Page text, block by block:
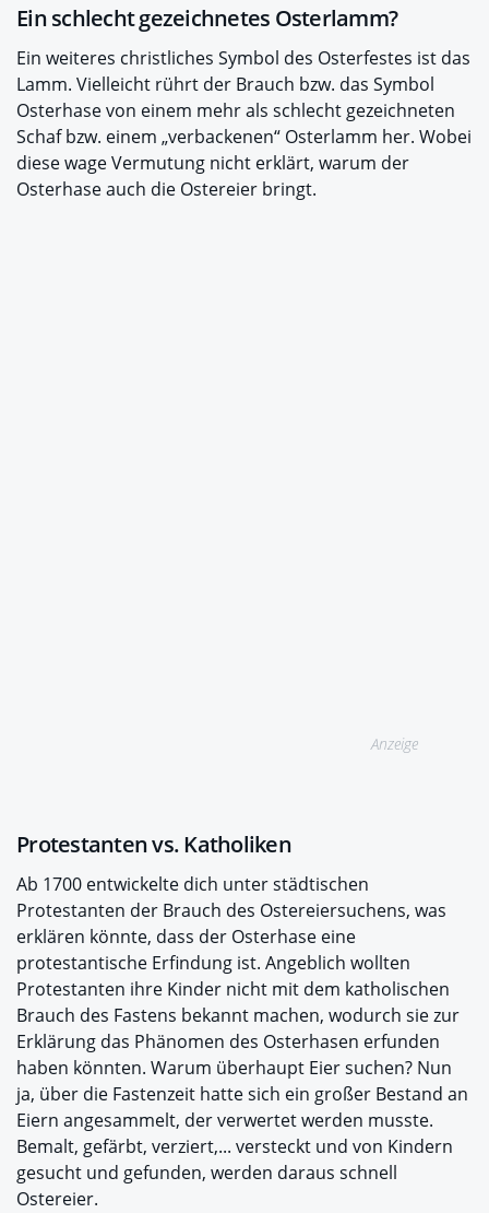
Ein schlecht gezeichnetes Osterlamm?
Ein weiteres christliches Symbol des Osterfestes ist das
Lamm. Vielleicht rührt der Brauch bzw. das Symbol
Osterhase von einem mehr als schlecht gezeichneten
Schaf bzw. einem „verbackenen“ Osterlamm her. Wobei
diese wage Vermutung nicht erklärt, warum der
Osterhase auch die Ostereier bringt.
Anzeige
Protestanten vs. Katholiken
Ab 1700 entwickelte dich unter städtischen
Protestanten der Brauch des Ostereiersuchens, was
erklären könnte, dass der Osterhase eine
protestantische Erfindung ist. Angeblich wollten
Protestanten ihre Kinder nicht mit dem katholischen
Brauch des Fastens bekannt machen, wodurch sie zur
Erklärung das Phänomen des Osterhasen erfunden
haben könnten. Warum überhaupt Eier suchen? Nun
ja, über die Fastenzeit hatte sich ein großer Bestand an
Eiern angesammelt, der verwertet werden musste.
Bemalt, gefärbt, verziert,... versteckt und von Kindern
gesucht und gefunden, werden daraus schnell
Ostereier.